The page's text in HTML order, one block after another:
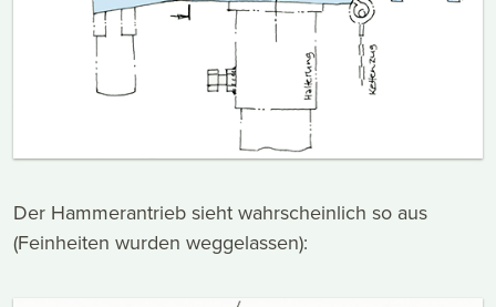
Der Hammerantrieb sieht wahrscheinlich so aus
(Feinheiten wurden weggelassen):